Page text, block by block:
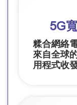
5G
糅合網絡
來自全球
用程式收